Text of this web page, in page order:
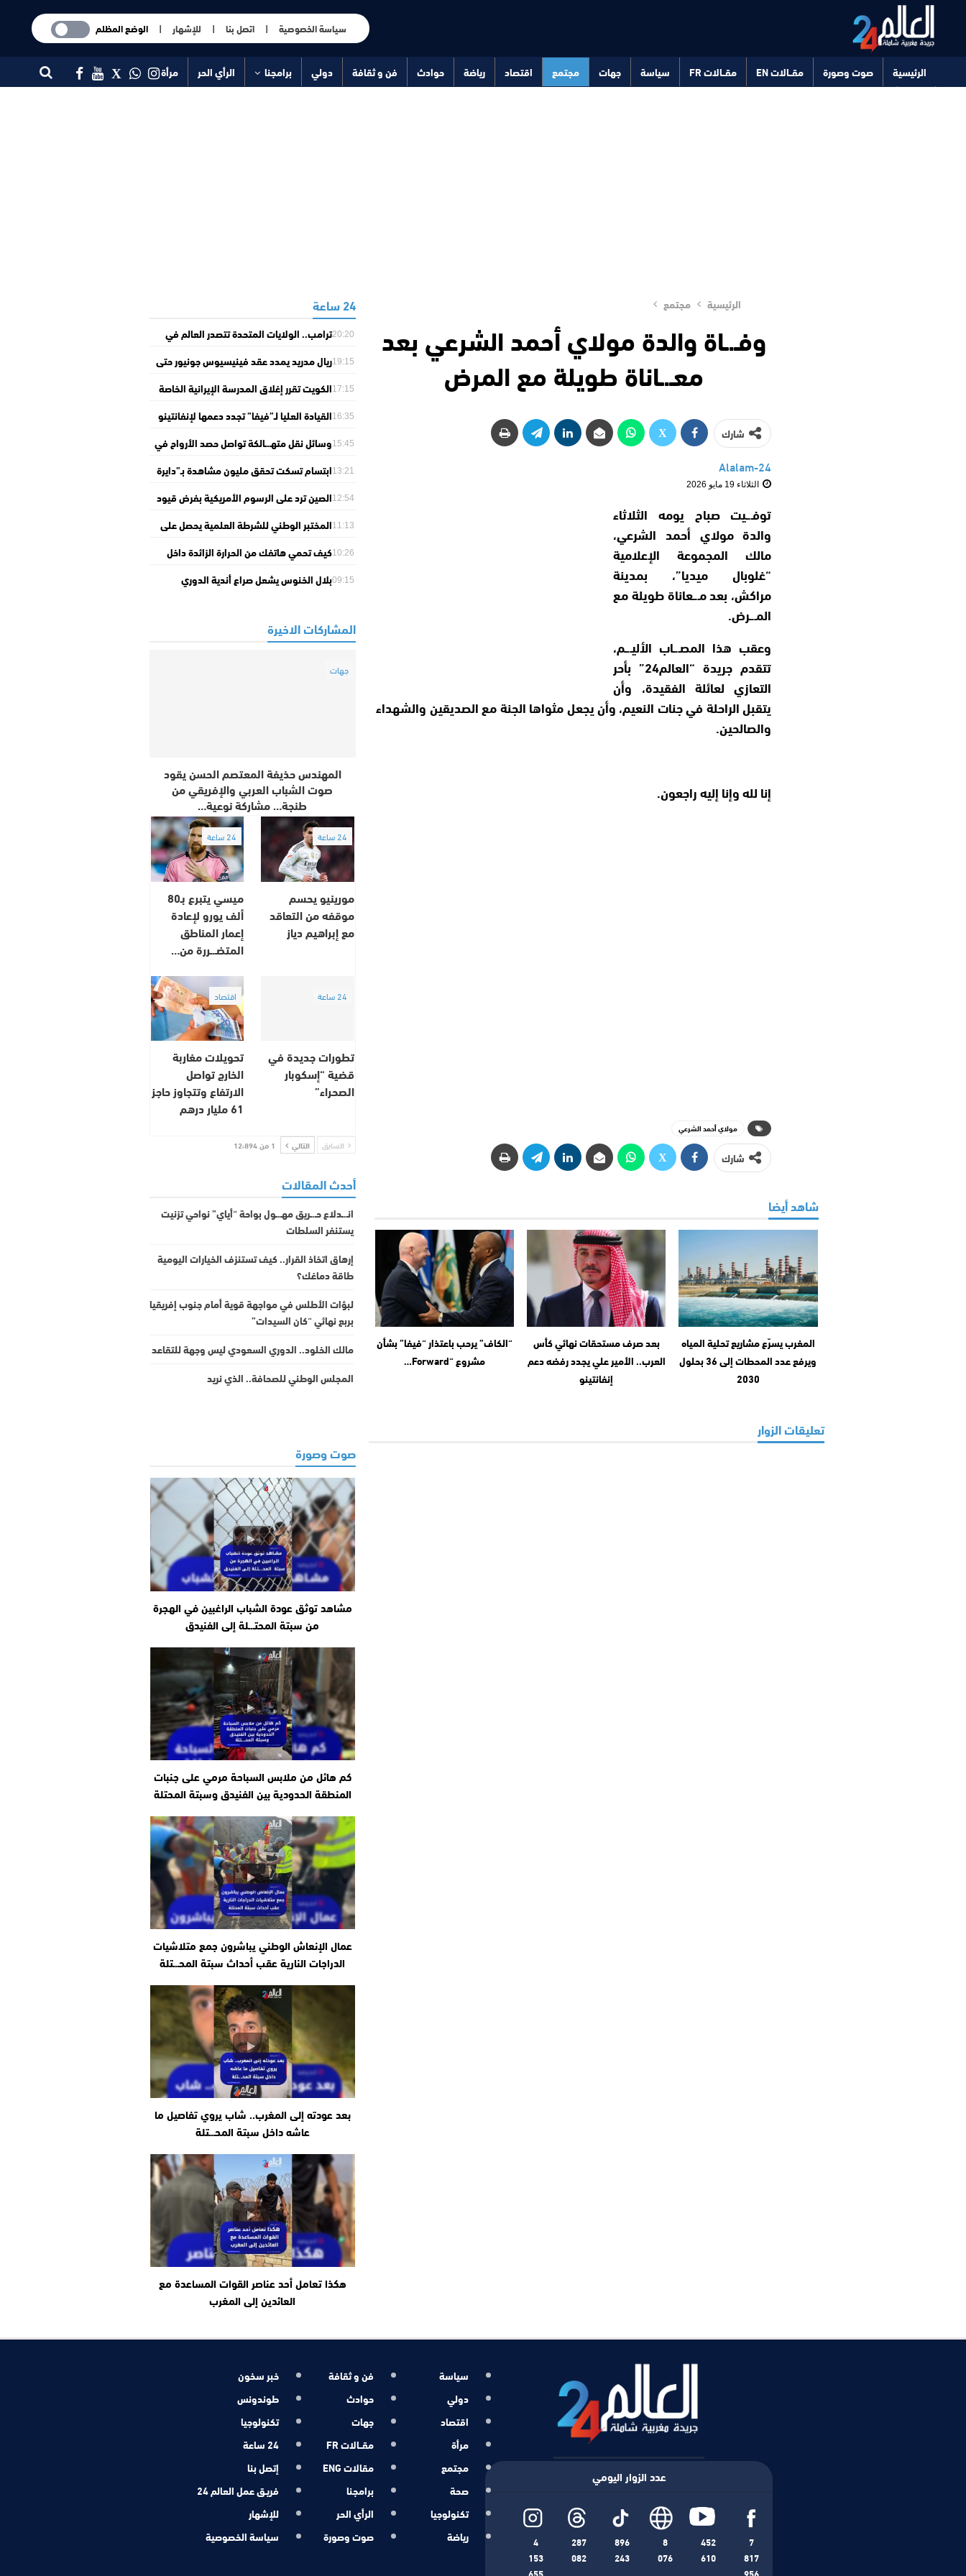
سياسة الخصوصية |اتصل بنا | للإشهار |الوضع المظلم
الرئيسية صوت وصورة مقــالات EN مقــالات FR سياسة جهات مجتمع اقتصاد رياضة حوادث فن و ثقافة دولي برامجنا الرأي الحر
مرأة
الرئيسية مجتمع
وفـ.ـاة والدة مولاي أحمد الشرعي بعد
معـ.ـاناة طويلة مع المرض
شارك
Alalam-24
الثلاثاء 19 مايو 2026
توفـ.ـيت صباح يومه الثلاثاء
والدة مولاي أحمد الشرعي،
مالك المجموعة الإعلامية
“غلوبال ميديا”، بمدينة
مراكش، بعد مـ.ـعاناة طويلة مع
المـ.ـرض.
وعقب هذا المصـ.ـاب الأليـ.ـم،
تتقدم جريدة “العالم24” بأحر
التعازي لعائلة الفقيدة، وأن
يتقبل الراحلة في جنات النعيم، وأن يجعل مثواها الجنة مع الصديقين والشهداء
والصالحين.
إنا لله وإنا إليه راجعون.
مولاي أحمد الشرعي
شارك
شاهد أيضا
المغرب يسرّع مشاريع تحلية المياه
ويرفع عدد المحطات إلى 36 بحلول
2030
بعد صرف مستحقات نهائي كأس
العرب.. الأمير علي يجدد رفضه دعم
إنفانتينو
“الكاف” يرحب باعتذار “فيفا” بشأن
مشروع “Forward…
تعليقات الزوار
24 ساعة
20:20ترامب.. الولايات المتحدة تتصدر العالم في
19:15ريال مدريد يمدد عقد فينيسيوس جونيور حتى
17:15الكويت تقرر إغلاق المدرسة الإيرانية الخاصة
16:35القيادة العليا لـ”فيفا” تجدد دعمها لإنفانتينو
15:45وسائل نقل متهـ.ـالكة تواصل حصد الأرواح في
13:21ابتسام تسكت تحقق مليون مشاهدة بـ”دايرة
12:54الصين ترد على الرسوم الأمريكية بفرض قيود
11:13المختبر الوطني للشرطة العلمية يحصل على
الاعتماد الدولي في جميع تخصصات الخبرة
الجنائية10:26كيف تحمي هاتفك من الحرارة الزائدة داخل
09:15بلال الخنوس يشعل صراع أندية الدوري
المشاركات الاخيرة
جهات
المهندس حذيفة المعتصم الحسن يقود
صوت الشباب العربي والإفريقي من
طنجة… مشاركة نوعية…
24 ساعة
مورينيو يحسم
موقفه من التعاقد
مع إبراهيم دياز
24 ساعة
ميسي يتبرع بـ80
ألف يورو لإعادة
إعمار المناطق
المتضـ.ـررة من…
24 ساعة
تطورات جديدة في
قضية “إسكوبار
الصحراء”
اقتصاد
تحويلات مغاربة
الخارج تواصل
الارتفاع وتتجاوز حاجز
61 مليار درهم
السابق التالي 1 من 12٬894
أحدث المقالات
انـ.ـدلاع حـ.ـريق مهـ.ـول بواحة “أياي” نواحي تزنيت
يستنفر السلطات
إرهاق اتخاذ القرار.. كيف تستنزف الخيارات اليومية
طاقة دماغك؟
لبؤات الأطلس في مواجهة قوية أمام جنوب إفريقيا
بربع نهائي “كان السيدات”
مالك الخلود.. الدوري السعودي ليس وجهة للتقاعد
المجلس الوطني للصحافة.. الذي نريد
صوت وصورة
مشاهد توثق عودة الشباب الراغبين في الهجرة
من سبتة المحتـ.ـلة إلى الفنيدق
كم هائل من ملابس السباحة مرمي على جنبات
المنطقة الحدودية بين الفنيدق وسبتة المحتلة
عمال الإنعاش الوطني يباشرون جمع متلاشيات
الدراجات النارية عقب أحداث سبتة المحـ.ـتلة
بعد عودته إلى المغرب.. شاب يروي تفاصيل ما
عاشه داخل سبتة المحـ.ـتلة
هكذا تعامل أحد عناصر القوات المساعدة مع
العائدين إلى المغرب
عدد الزوار اليومي
7
817
452
610
8
076
896
243
287
082
4
153
سياسة
دولي
اقتصاد
مرأة
مجتمع
صحة
تكنولوجيا
رياضة
فن و ثقافة
حوادث
جهات
مقــالات FR
مقالات ENG
برامجنا
الرأي الحر
صوت وصورة
خبر سخون
طوندونس
تكنولوجيا
24 ساعة
إتصل بنا
فريـق عمل العالم 24
للإشهار
سياسة الخصوصية